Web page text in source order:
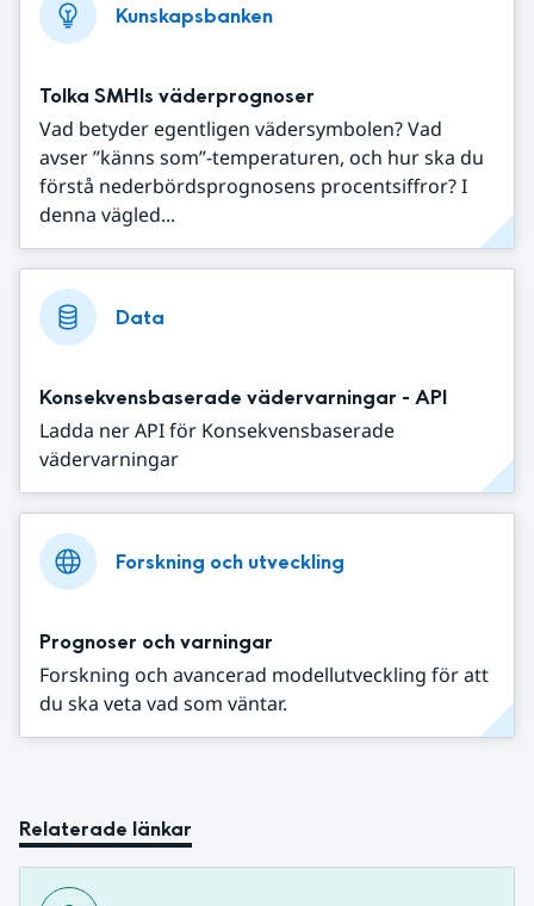
Kunskapsbanken
Tolka SMHIs väderprognoser
Vad betyder egentligen vädersymbolen? Vad
avser ”känns som”-temperaturen, och hur ska du
förstå nederbördsprognosens procentsiffror? I
denna vägled...
Data
Konsekvensbaserade vädervarningar - API
Ladda ner API för Konsekvensbaserade
vädervarningar
Forskning och utveckling
Prognoser och varningar
Forskning och avancerad modellutveckling för att
du ska veta vad som väntar.
Relaterade länkar